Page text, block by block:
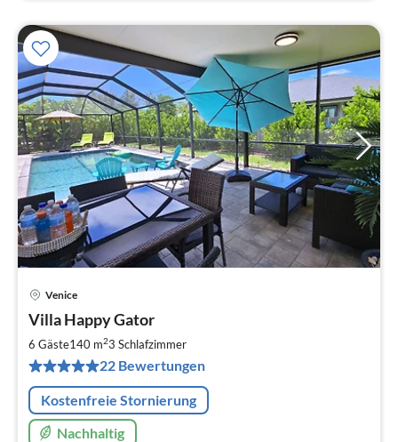
Venice
Villa Happy Gator
6 Gäste140 m23 Schlafzimmer
22 Bewertungen
Kostenfreie Stornierung
Nachhaltig